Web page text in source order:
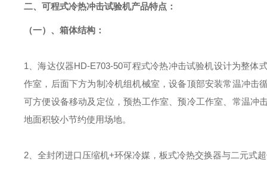
二、可程式冷热冲击试验机产品特点：
（一）、箱体结构：
1、海达仪器HD-E703-50可程式冷热冲击试验机设计为整体
作室，后面下方为制冷机组机械室，设备顶部安装常温冲击
可方便设备移动及定位，预热工作室、预冷工作室、常温冲
地面积较小节约使用场地。
2、 全封闭进口压缩机+环保冷媒，板式冷热交换器与二元式